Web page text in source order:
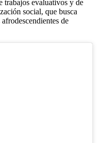
trabajos evaluativos y de
social, que busca
de